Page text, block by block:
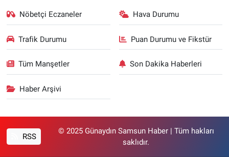
Nöbetçi Eczaneler Hava Durumu
Trafik Durumu Puan Durumu ve Fikstür
Tüm Manşetler Son Dakika Haberleri
Haber Arşivi
RSS
© 2025 Günaydın Samsun Haber | Tüm hakları
saklıdır.